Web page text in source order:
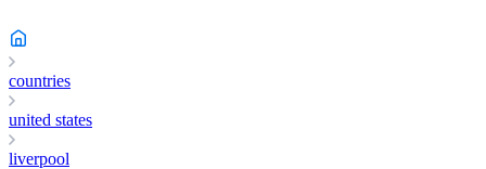
countries
united states
liverpool